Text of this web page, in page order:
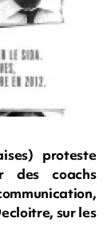
proteste
des coachs
sur les